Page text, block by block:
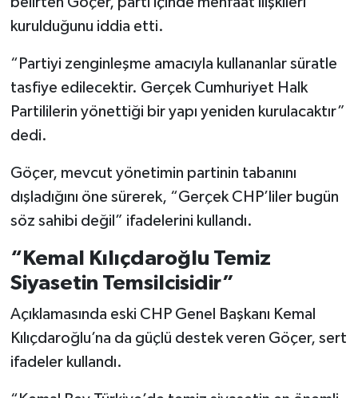
kurulduğunu iddia etti.
“Partiyi zenginleşme amacıyla kullananlar süratle
tasfiye edilecektir. Gerçek Cumhuriyet Halk
Partililerin yönettiği bir yapı yeniden kurulacaktır”
dedi.
Göçer, mevcut yönetimin partinin tabanını
dışladığını öne sürerek, “Gerçek CHP’liler bugün
söz sahibi değil” ifadelerini kullandı.
“Kemal Kılıçdaroğlu Temiz
Siyasetin Temsilcisidir”
Açıklamasında eski CHP Genel Başkanı Kemal
Kılıçdaroğlu’na da güçlü destek veren Göçer, sert
ifadeler kullandı.